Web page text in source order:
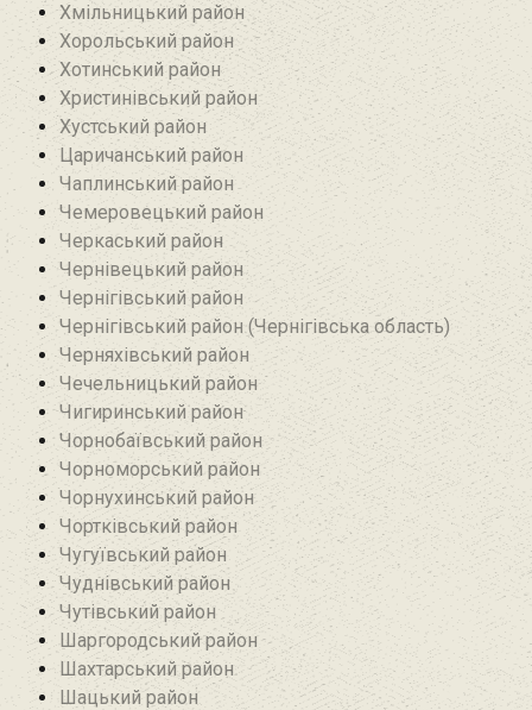
Хмільницький район
Хорольський район
Хотинський район‎
Христинівський район
Хустський район
Царичанський район
Чаплинський район
Чемеровецький район
Черкаський район
Чернівецький район
Чернігівський район
Чернігівський район (Чернігівська область)
Черняхівський район‎
Чечельницький район
Чигиринський район
Чорнобаївський район
Чорноморський район
Чорнухинський район‎
Чортківський район
Чугуївський район
Чуднівський район
Чутівський район
Шаргородський район
Шахтарський район‎
Шацький район